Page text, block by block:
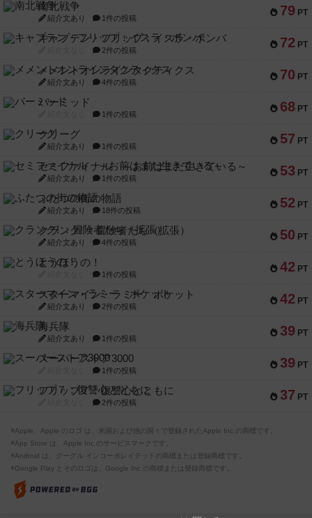
79 PT
南北戦争
紹介文あり 1件の投稿
72 PT
キャプテン・フリップ：イスラ・ボンバ
2件の投稿
70 PT
メメントオンラインタクティクス
紹介文あり 4件の投稿
68 PT
パーミッド
1件の投稿
57 PT
クリーグ
紹介文あり 1件の投稿
53 PT
セミファイナル ～お前はまだ生きている～
紹介文あり 1件の投稿
52 PT
ふたつの街の物語
紹介文あり 18件の投稿
50 PT
クランク! ：冒険者たち（拡張）
紹介文あり 4件の投稿
42 PT
とうほうの！
1件の投稿
42 PT
スターマイン・ラミー ポケット
紹介文あり 2件の投稿
39 PT
海兵隊
紹介文あり 1件の投稿
39 PT
スーパーストア3000
1件の投稿
37 PT
フリップ７：復讐心とともに
2件の投稿
※Apple、Apple のロゴ は、米国および他の国々で登録されたApple Inc.の商標です。
※App Store は、Apple Inc.のサービスマークです。
※Android は、グーグル インコーポレイテッドの商標または登録商標です。
※Google Play とそのロゴは、Google Inc.の商標または登録商標です。